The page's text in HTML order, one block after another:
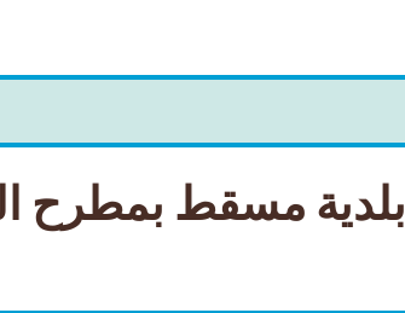
بلدية مسقط بمطرح